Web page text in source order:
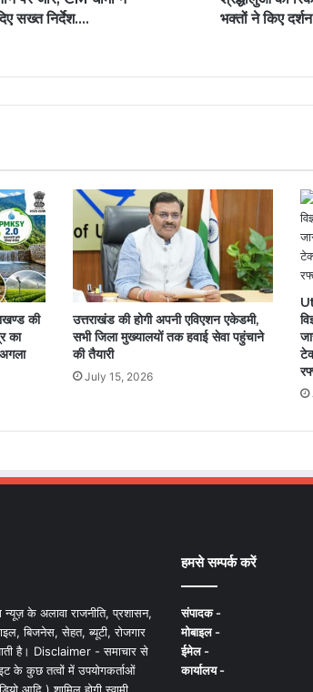
सख्त निर्देश….
भक्तों ने किए
की
का
उत्तराखंड की होगी अपनी एविएशन एकेडमी,
सभी जिला मुख्यालयों तक हवाई सेवा पहुंचाने
की तैयारी
July 15, 2026
न्यूज़ के अलावा राजनीति, प्रशासन,
बिजनेस, सेहत, ब्यूटी, रोजगार
है। Disclaimer - समाचार से
के कुछ तत्वों में उपयोगकर्ताओं
हमसे सम्पर्क करें
संपादक -
मोबाइल -
ईमेल -
कार्यालय -